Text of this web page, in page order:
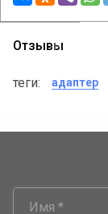
Отзывы
теги: адаптер